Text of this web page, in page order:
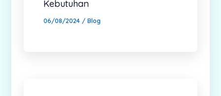
Kebutuhan
06/08/2024 / Blog